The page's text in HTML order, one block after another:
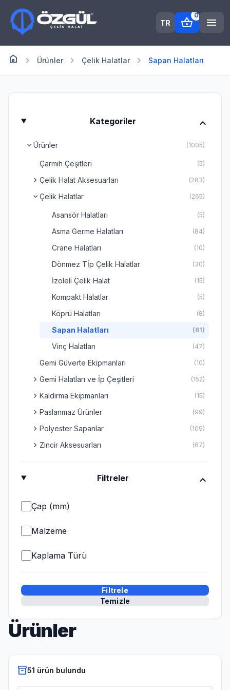
TR shopping_basket
0
menu
home Anasayfa
chevron_right Ürünler chevron_right Çelik Halatlar chevron_right Sapan Halatları
Kategoriler expand_more
chevron_rightÜrünler (1005)
Çarmıh Çeşitleri (5)
chevron_right Çelik Halat Aksesuarları (283)
chevron_rightÇelik Halatlar (265)
Asansör Halatları (5)
Asma Germe Halatları (84)
Crane Halatları (10)
Dönmez Tİp Çelik Halatlar (30)
İzoleli Çelik Halat (15)
Kompakt Halatlar (5)
Köprü Halatları (8)
Sapan Halatları (61)
Vinç Halatları (47)
Gemi Güverte Ekipmanları (10)
chevron_right Gemi Halatları ve İp Çeşitleri (152)
chevron_right Kaldırma Ekipmanları (15)
chevron_right Paslanmaz Ürünler (99)
chevron_right Polyester Sapanlar (109)
chevron_right Zincir Aksesuarları (67)
Filtreler expand_more
Çap (mm)
Malzeme
Kaplama Türü
Filtrele
Temizle
Ürünler
inventory_251 ürün bulundu